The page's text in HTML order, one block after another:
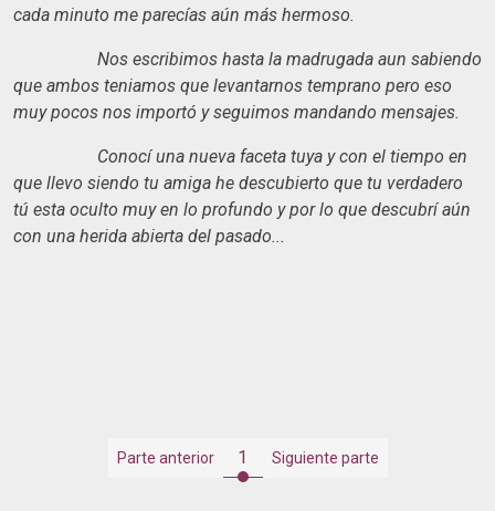
cada minuto me parecías aún más hermoso.
Nos escribimos hasta la madrugada aun sabiendo
que ambos teniamos que levantarnos temprano pero eso
muy pocos nos importó y seguimos mandando mensajes.
Conocí una nueva faceta tuya y con el tiempo en
que llevo siendo tu amiga he descubierto que tu verdadero
tú esta oculto muy en lo profundo y por lo que descubrí aún
con una herida abierta del pasado...
Parte anterior 1 Siguiente parte